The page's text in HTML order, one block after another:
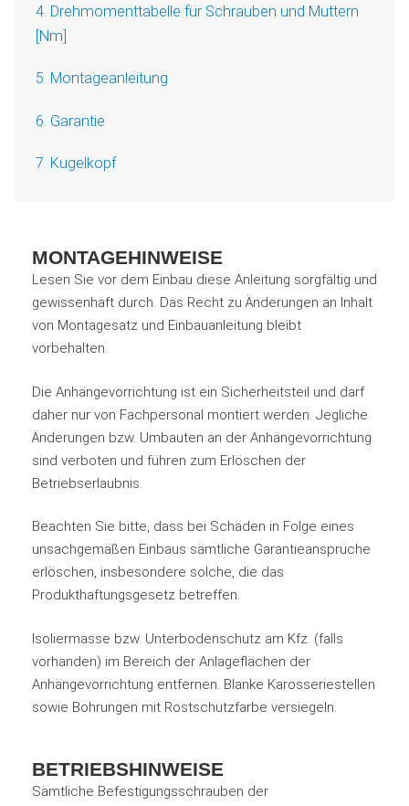
4. Drehmomenttabelle für Schrauben und Muttern
[Nm]
5. Montageanleitung
6. Garantie
7. Kugelkopf
MONTAGEHINWEISE
Lesen Sie vor dem Einbau diese Anleitung sorgfältig und
gewissenhaft durch. Das Recht zu Änderungen an Inhalt
von Montagesatz und Einbauanleitung bleibt
vorbehalten.
Die Anhängevorrichtung ist ein Sicherheitsteil und darf
daher nur von Fachpersonal montiert werden. Jegliche
Änderungen bzw. Umbauten an der Anhängevorrichtung
sind verboten und führen zum Erlöschen der
Betriebserlaubnis.
Beachten Sie bitte, dass bei Schäden in Folge eines
unsachgemäßen Einbaus sämtliche Garantieansprüche
erlöschen, insbesondere solche, die das
Produkthaftungsgesetz betreffen.
Isoliermasse bzw. Unterbodenschutz am Kfz. (falls
vorhanden) im Bereich der Anlageflächen der
Anhängevorrichtung entfernen. Blanke Karosseriestellen
sowie Bohrungen mit Rostschutzfarbe versiegeln.
BETRIEBSHINWEISE
Sämtliche Befestigungsschrauben der